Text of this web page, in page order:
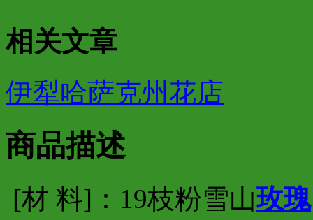
相关文章
伊犁哈萨克州花店
商品描述
[材 料]：19枝粉雪山玫瑰